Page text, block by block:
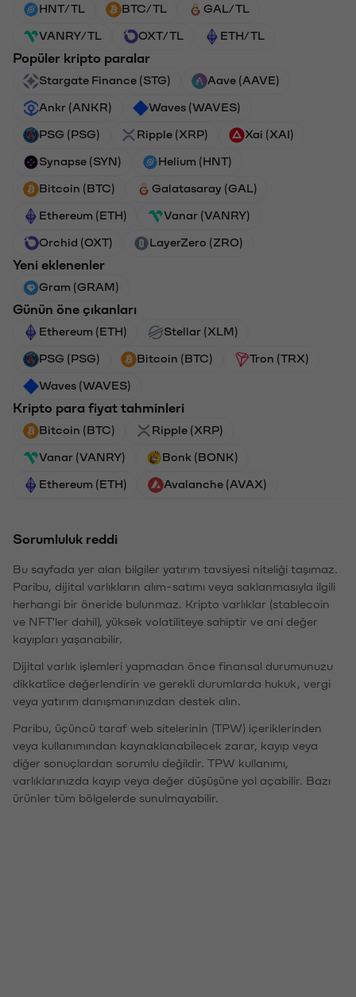
HNT/TL BTC/TL GAL/TL
VANRY/TL OXT/TL ETH/TL
Popüler kripto paralar
Stargate Finance (STG) Aave (AAVE)
Ankr (ANKR) Waves (WAVES)
PSG (PSG) Ripple (XRP) Xai (XAI)
Synapse (SYN) Helium (HNT)
Bitcoin (BTC) Galatasaray (GAL)
Ethereum (ETH) Vanar (VANRY)
Orchid (OXT) LayerZero (ZRO)
Yeni eklenenler
Gram (GRAM)
Günün öne çıkanları
Ethereum (ETH) Stellar (XLM)
PSG (PSG) Bitcoin (BTC) Tron (TRX)
Waves (WAVES)
Kripto para fiyat tahminleri
Bitcoin (BTC) Ripple (XRP)
Vanar (VANRY) Bonk (BONK)
Ethereum (ETH) Avalanche (AVAX)
Sorumluluk reddi
Bu sayfada yer alan bilgiler yatırım tavsiyesi niteliği taşımaz.
Paribu, dijital varlıkların alım-satımı veya saklanmasıyla ilgili
herhangi bir öneride bulunmaz. Kripto varlıklar (stablecoin
ve NFT'ler dahil), yüksek volatiliteye sahiptir ve ani değer
kayıpları yaşanabilir.
Dijital varlık işlemleri yapmadan önce finansal durumunuzu
dikkatlice değerlendirin ve gerekli durumlarda hukuk, vergi
veya yatırım danışmanınızdan destek alın.
Paribu, üçüncü taraf web sitelerinin (TPW) içeriklerinden
veya kullanımından kaynaklanabilecek zarar, kayıp veya
diğer sonuçlardan sorumlu değildir. TPW kullanımı,
varlıklarınızda kayıp veya değer düşüşüne yol açabilir. Bazı
ürünler tüm bölgelerde sunulmayabilir.